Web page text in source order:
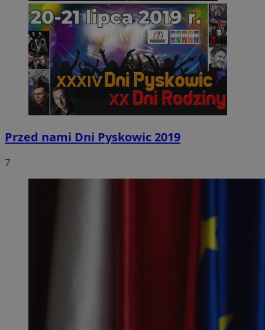
Przed nami Dni Pyskowic 2019
7